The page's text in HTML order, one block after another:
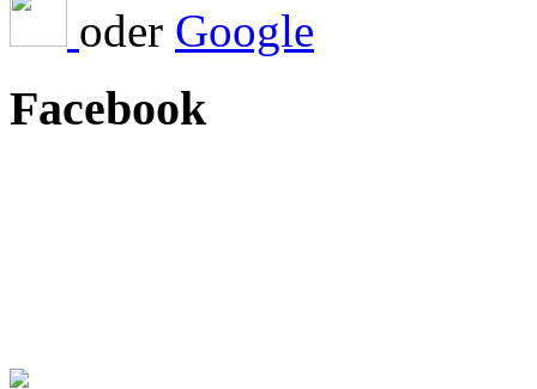
oder
Facebook